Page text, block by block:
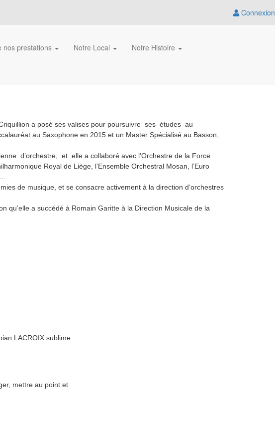
Connexion
nos prestations Notre Local Notre Histoire
a posé ses valises pour poursuivre ses études au
au Saxophone en 2015 et un Master Spécialisé au Basson,
d’orchestre, et elle a collaboré avec l’Orchestre de la Force
Royal de Liège, l’Ensemble Orchestral Mosan, l’Euro
de musique, et se consacre activement à la direction d’orchestres
qu’elle a succédé à Romain Garitte à la Direction Musicale de la
LACROIX sublime
mettre au point et